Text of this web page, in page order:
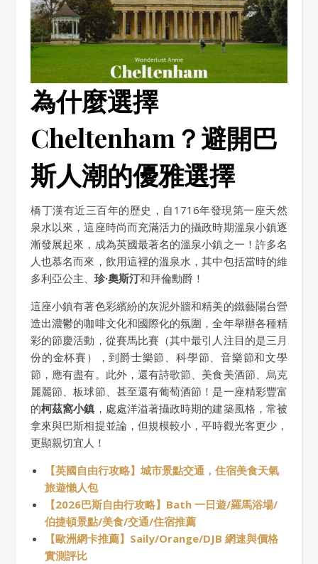
為什麼選擇
Cheltenham？避開巴
斯人潮的優雅選擇
橋丁漢有近三百年的歷史，自1716年發現第一座天然
泉水以來，這座時尚而充滿活力的攝政時期溫泉小鎮逐
漸發展起來，成為英國最著名的溫泉小鎮之一！許多名
人也慕名而來，飲用這裡的溫泉水，其中包括當時的維
多利亞公主、 珍·奧斯汀和拜倫勳爵！
這座小鎮有著色彩繽紛的灰泥外牆和精美的鐵藝陽台營
造出濃鬱的咖啡文化和國際化的氛圍，全年舉辦各種精
彩的節慶活動，從賽馬比賽（其中最引人注目的是三月
份的金杯賽），到爵士樂節、科學節、音樂節和文學
節，應有盡有。此外，還有詩歌節、美食美酒節、烏克
麗麗節、板球節、甚至還有葡萄酒節！是一座精彩豐富
的柯茲窩小鎮 ，處處洋溢著攝政時期的建築風格，常被
拿來與巴斯相提並論，但規模較小，平時觀光客更少，
更顯親切宜人！
【英國自由行攻略】城市景點交通，住宿美食天氣
旅遊懶人包
【2026巴斯自由行攻略】Bath 一日遊/羅馬浴場/
伯捷頓景點/美食/交通/住宿推薦
【歐洲網卡推薦】Saily/Orange/DJB 網速與價格
實測評比